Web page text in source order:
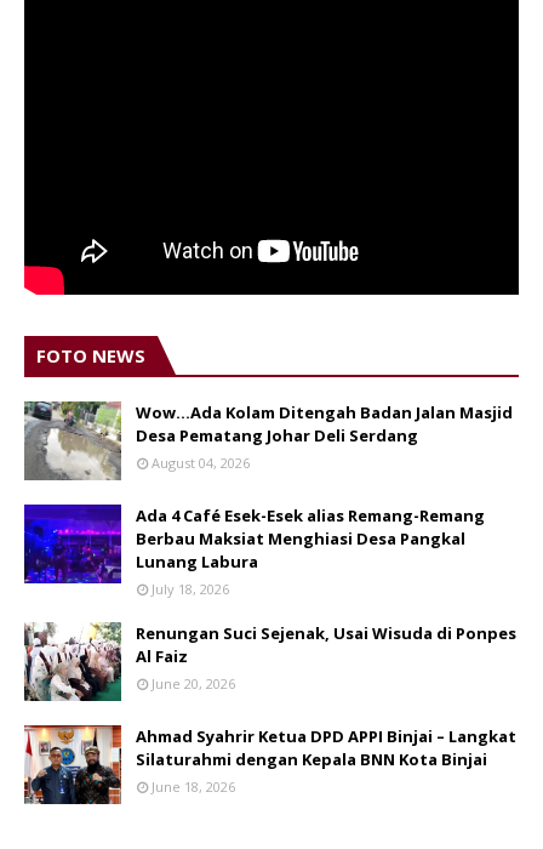
FOTO NEWS
Wow...Ada Kolam Ditengah Badan Jalan Masjid
Desa Pematang Johar Deli Serdang
August 04, 2026
Ada 4 Café Esek-Esek alias Remang-Remang
Berbau Maksiat Menghiasi Desa Pangkal
Lunang Labura
July 18, 2026
Renungan Suci Sejenak, Usai Wisuda di Ponpes
Al Faiz
June 20, 2026
Ahmad Syahrir Ketua DPD APPI Binjai – Langkat
Silaturahmi dengan Kepala BNN Kota Binjai
June 18, 2026